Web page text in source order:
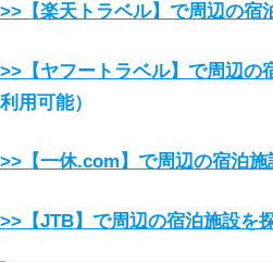
>>【楽天トラベル】で周辺の宿
>>【ヤフートラベル】で周辺の
利用可能）
>>【一休.com】で周辺の宿泊施
>>【JTB】で周辺の宿泊施設を